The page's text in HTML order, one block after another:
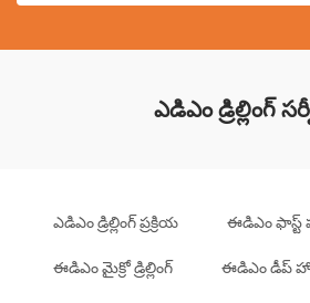
ఎడిఎం డ్రిల్లింగ్
ఎడిఎం డ్రిల్లింగ్ ప్రక్రియ ఈడిఎం ఫాస్ట్
ఈడిఎం మైక్రో డ్రిల్లింగ్ ఈడిఎం డీప్